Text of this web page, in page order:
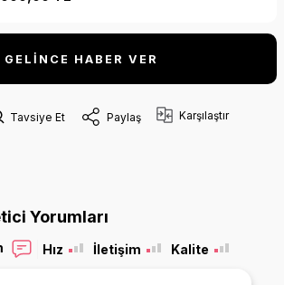
GELİNCE HABER VER
Tavsiye Et Paylaş Karşılaştır
Yorumları
Hız İletişim Kalite